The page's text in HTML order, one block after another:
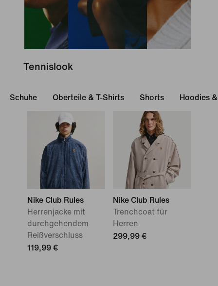
Tennislook
Schuhe Oberteile & T-Shirts Shorts Hoodies
Nike Club Rules
Herrenjacke mit
durchgehendem
Reißverschluss
119,99 €
Nike Club Rules
Trenchcoat für
Herren
299,99 €